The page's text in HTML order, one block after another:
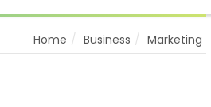
Home Business Marketing